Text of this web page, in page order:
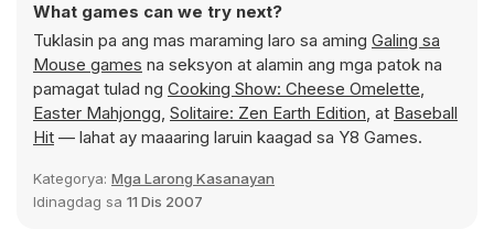
What games can we try next?
Tuklasin pa ang mas maraming laro sa aming Galing sa
Mouse games na seksyon at alamin ang mga patok na
pamagat tulad ng Cooking Show: Cheese Omelette,
Easter Mahjongg, Solitaire: Zen Earth Edition, at Baseball
Hit — lahat ay maaaring laruin kaagad sa Y8 Games.
Kategorya: Mga Larong Kasanayan
Idinagdag sa 11 Dis 2007